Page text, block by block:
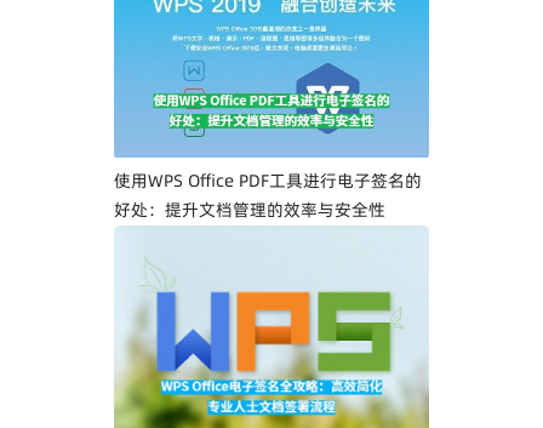
一步教你创建专属电子签名
使用WPS Office PDF工具进行电子签名的
好处：提升文档管理的效率与安全性